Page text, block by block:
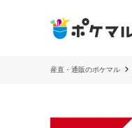
産直・通販のポケマル